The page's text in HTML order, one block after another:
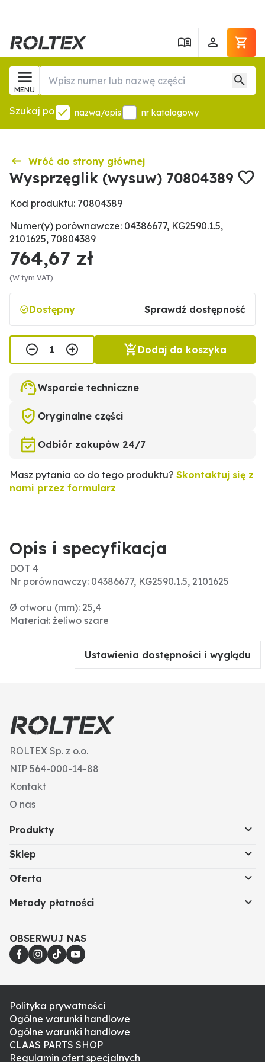
MENU
Szukaj po nazwa/opis nr katalogowy
Wróć do strony głównej
Wysprzęglik (wysuw) 70804389
Kod produktu: 70804389
Numer(y) porównawcze: 04386677, KG2590.1.5,
2101625, 70804389
764,67 zł
(W tym VAT)
Dostępny Sprawdź dostępność
Dodaj do koszyka
Wsparcie techniczne
Oryginalne części
Odbiór zakupów 24/7
Masz pytania co do tego produktu? Skontaktuj się z
nami przez formularz
Opis i specyfikacja
DOT 4
Nr porównawczy: 04386677, KG2590.1.5, 2101625
Ø otworu (mm): 25,4
Materiał: żeliwo szare
Ustawienia dostępności i wyglądu
ROLTEX Sp. z o.o.
NIP 564-000-14-88
Kontakt
O nas
Produkty
Sklep
Oferta
Metody płatności
OBSERWUJ NAS
Polityka prywatności
Ogólne warunki handlowe
Ogólne warunki handlowe
CLAAS PARTS SHOP
Regulamin ofert specjalnych